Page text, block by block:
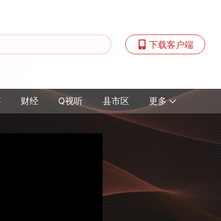
下载客户端
财经 Q视听 县市区 更多